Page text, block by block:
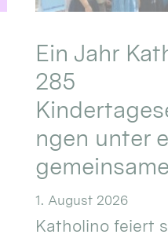
Ein Jahr
285
ngen unter
1. August 2026
Katholino feiert